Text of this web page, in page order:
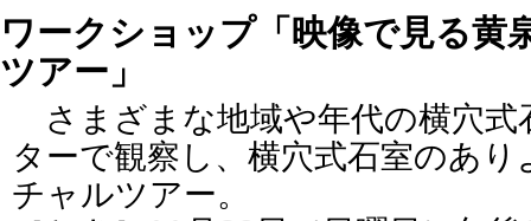
ワークショップ「映像で見る黄
ツアー」
さまざまな地域や年代の横穴式
ターで観察し、横穴式石室のあ
チャルツアー。